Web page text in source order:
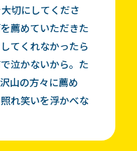
切にしてくださ
薦めていただきた
てくれなかったら
泣かないから。た
山の方々に薦め
れ笑いを浮かべな